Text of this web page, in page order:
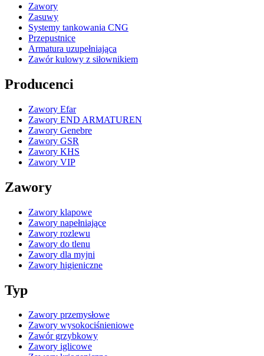
Zawory
Zasuwy
Systemy tankowania CNG
Przepustnice
Armatura uzupełniająca
Zawór kulowy z siłownikiem
Producenci
Zawory Efar
Zawory END ARMATUREN
Zawory Genebre
Zawory GSR
Zawory KHS
Zawory VIP
Zawory
Zawory klapowe
Zawory napełniające
Zawory rozlewu
Zawory do tlenu
Zawory dla myjni
Zawory higieniczne
Typ
Zawory przemysłowe
Zawory wysokociśnieniowe
Zawór grzybkowy
Zawory iglicowe